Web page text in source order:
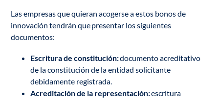
Las empresas que quieran acogerse a estos bonos de
innovación tendrán que presentar los siguientes
documentos:
Escritura de constitución:documento acreditativo
de la constitución de la entidad solicitante
debidamente registrada.
Acreditación de la representación:escritura